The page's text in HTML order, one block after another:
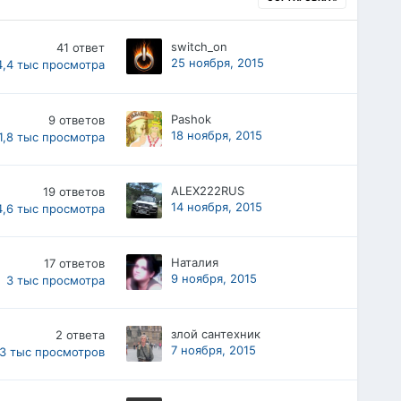
41 ответ
тыс просмотра
switch_on
25 ноября, 2015
9 ответов
тыс просмотра
Pashok
18 ноября, 2015
19 ответов
тыс просмотра
ALEX222RUS
14 ноября, 2015
17 ответов
3 тыс просмотра
Наталия
9 ноября, 2015
2 ответа
тыс просмотров
злой сантехник
7 ноября, 2015